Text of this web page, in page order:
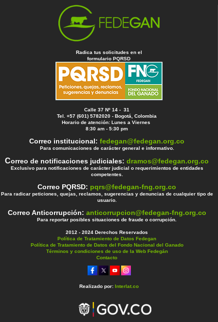
Radica tus solicitudes en el
formulario PQRSD
Calle 37 Nº 14 - 31
Tel. +57 (601) 5782020 - Bogotá, Colombia
Horario de atención: Lunes a Viernes
8:30 am - 5:30 pm
Correo institucional:fedegan@fedegan.org.co
Para comunicaciones de carácter general e informativo.
Correo de notificaciones judiciales:dramos@fedegan.org.co
Exclusivo para notificaciones de carácter judicial o requerimientos de entidades
competentes.
Correo PQRSD: pqrs@fedegan-fng.org.co
Para radicar peticiones, quejas, reclamos, sugerencias y denuncias de cualquier tipo de
usuario.
Correo Anticorrupción: anticorrupcion@fedegan-fng.org.co
Para reportar posibles situaciones de fraude o corrupción.
2012 - 2024 Derechos Reservados
Política de Tratamiento de Datos Fedegan
Política de Tratamiento de Datos del Fondo Nacional del Ganado
Términos y condiciones de uso de la Web Fedegán
Contacto
Realizado por: Interlat.co